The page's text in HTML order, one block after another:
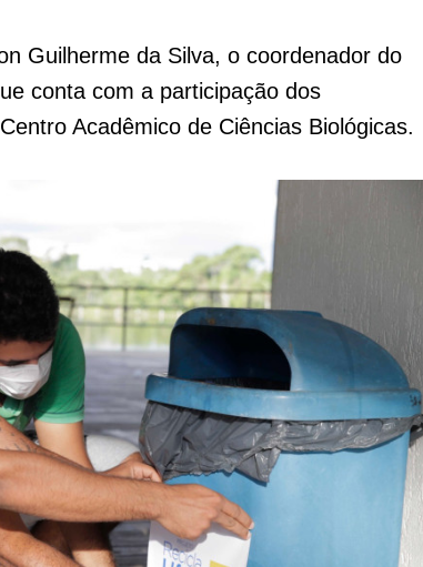
Guilherme da Silva, o coordenador do
conta com a participação dos
Acadêmico de Ciências Biológicas.